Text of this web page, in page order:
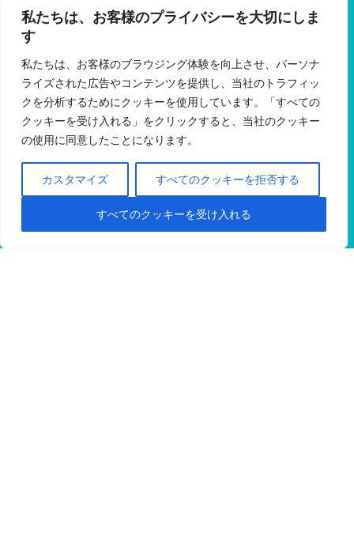
私たちは、お客様のプライバシーを大切にしま
す
私たちは、お客様のブラウジング体験を向上させ、パーソナ
ライズされた広告やコンテンツを提供し、当社のトラフィッ
クを分析するためにクッキーを使用しています。「すべての
クッキーを受け入れる」をクリックすると、当社のクッキー
の使用に同意したことになります。
カスタマイズ すべてのクッキーを拒否する
すべてのクッキーを受け入れる
研究推進イベント成功実績
英語論文を執筆しジャーナルへ採択さ
れたい人に役立つニュースレター
SCIENTIFIC WRITING TIPS: THE
BILINGUAL EDGE